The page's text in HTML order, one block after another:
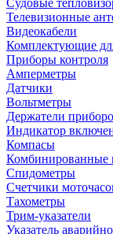
Cудовые
Телевизионные
Видеокабели
Комплектующие
Приборы контроля
Амперметры
Датчики
Вольтметры
Держатели
Индикатор
Компасы
Комбинированные
Спидометры
Счетчики
Тахометры
Трим-указатели
Указатель